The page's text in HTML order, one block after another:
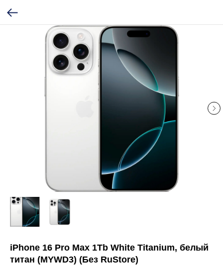
iPhone 16 Pro Max 1Tb White Titanium, белый
титан (MYWD3) (Без RuStore)